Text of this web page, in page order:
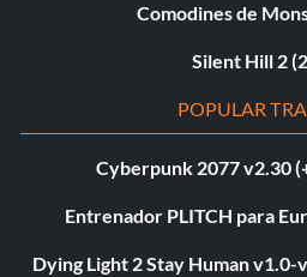
Comodines de
Silent Hill 2
POPULAR
Cyberpunk 2077 v2.30
Entrenador PLITCH para
Dying Light 2 Stay Human